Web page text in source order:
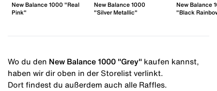
New Balance 1000 "Real
Pink"
New Balance 1000
"Silver Metallic"
New Balance
"Black
Wo du den New Balance 1000 "Grey" kaufen kannst,
haben wir dir oben in der Storelist verlinkt.
Dort findest du außerdem auch alle Raffles.